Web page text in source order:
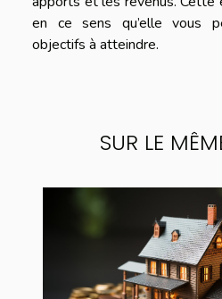
en ce sens qu’elle vous
objectifs à atteindre.
SUR LE